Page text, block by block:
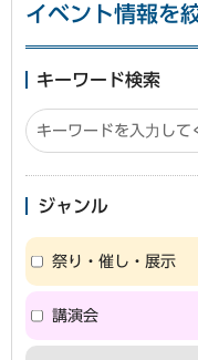
イベント情報を
キーワード検索
ジャンル
祭り・催し・展示
講演会